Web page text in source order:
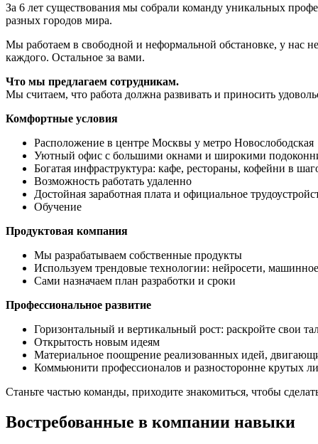
За 6 лет существования мы собрали команду уникальных
разных городов мира.
Мы работаем в свободной и неформальной обстановке, у нас
каждого. Остальное за вами.
Что мы предлагаем сотрудникам.
Мы считаем, что работа должна развивать и приносить
Комфортные условия
Расположение в центре Москвы у метро Новослободская
Уютный офис с большими окнами и широкими
Богатая инфраструктура: кафе, рестораны, кофейни в
Возможность работать удаленно
Достойная заработная плата и официальное
Обучение
Продуктовая компания
Мы разрабатываем собственные продукты
Используем трендовые технологии: нейросети,
Сами назначаем план разработки и сроки
Профессиональное развитие
Горизонтальный и вертикальный рост: раскройте свои
Открытость новым идеям
Материальное поощрение реализованных идей,
Коммьюнити профессионалов и разносторонне крутых
Станьте частью команды, приходите знакомиться, чтобы
Востребованные в компании навыки